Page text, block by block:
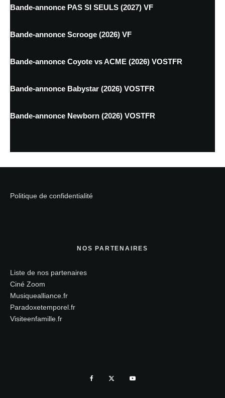
Bande-annonce PAS SI SEULS (2027) VF
Bande-annonce Scrooge (2026) VF
Bande-annonce Coyote vs ACME (2026) VOSTFR
Bande-annonce Babystar (2026) VOSTFR
Bande-annonce Newborn (2026) VOSTFR
Politique de confidentialité
NOS PARTENAIRES
Liste de nos partenaires
Ciné Zoom
Musiquealliance.fr
Paradoxetemporel.fr
Visiteenfamille.fr